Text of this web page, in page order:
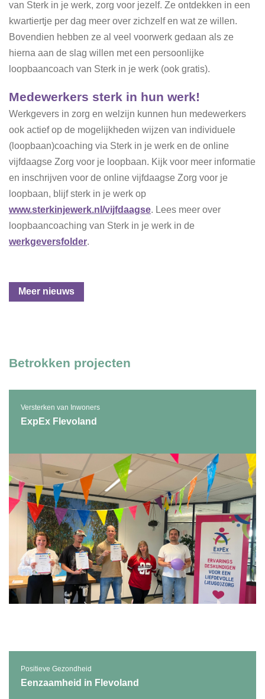
van Sterk in je werk, zorg voor jezelf. Ze ontdekken in een
kwartiertje per dag meer over zichzelf en wat ze willen.
Bovendien hebben ze al veel voorwerk gedaan als ze
hierna aan de slag willen met een persoonlijke
loopbaancoach van Sterk in je werk (ook gratis).
Medewerkers sterk in hun werk!
Werkgevers in zorg en welzijn kunnen hun medewerkers
ook actief op de mogelijkheden wijzen van individuele
(loopbaan)coaching via Sterk in je werk en de online
vijfdaagse Zorg voor je loopbaan. Kijk voor meer informatie
en inschrijven voor de online vijfdaagse Zorg voor je
loopbaan, blijf sterk in je werk op
www.sterkinjewerk.nl/vijfdaagse. Lees meer over
loopbaancoaching van Sterk in je werk in de
werkgeversfolder.
Meer nieuws
Betrokken projecten
Versterken van Inwoners
ExpEx Flevoland
Positieve Gezondheid
Eenzaamheid in Flevoland